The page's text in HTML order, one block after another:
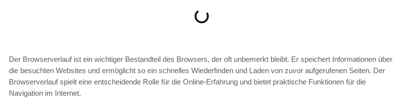
Der Browserverlauf ist ein wichtiger Bestandteil des Browsers, der oft unbemerkt bleibt. Er speichert Informationen über
die besuchten Websites und ermöglicht so ein schnelles Wiederfinden und Laden von zuvor aufgerufenen Seiten. Der
Browserverlauf spielt eine entscheidende Rolle für die Online-Erfahrung und bietet praktische Funktionen für die
Navigation im Internet.